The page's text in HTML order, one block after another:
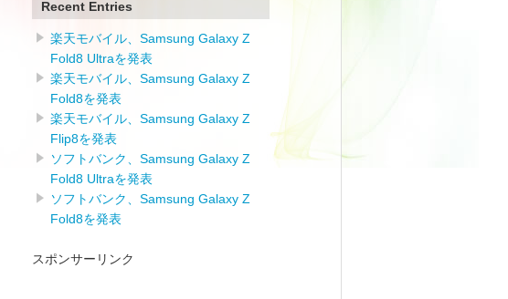
Recent Entries
楽天モバイル、Samsung Galaxy Z
Fold8 Ultraを発表
楽天モバイル、Samsung Galaxy Z
Fold8を発表
楽天モバイル、Samsung Galaxy Z
Flip8を発表
ソフトバンク、Samsung Galaxy Z
Fold8 Ultraを発表
ソフトバンク、Samsung Galaxy Z
Fold8を発表
スポンサーリンク